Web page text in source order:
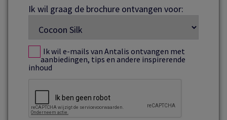
Ik wil graag de brochure ontvangen voor:
Ik wil e-mails van Antalis ontvangen met
aanbiedingen, tips en andere inspirerende
inhoud